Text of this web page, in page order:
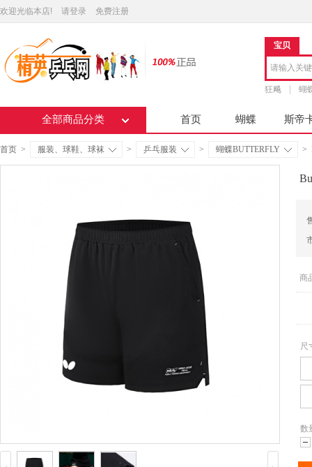
欢迎光临本店! 请登录 免费注册
宝贝
狂飚 蝴
全部商品分类 首页 蝴蝶 斯帝
首页 > 服装、球鞋、球袜 > 乒乓服装 > 蝴蝶BUTTERFLY >
商
尺
数